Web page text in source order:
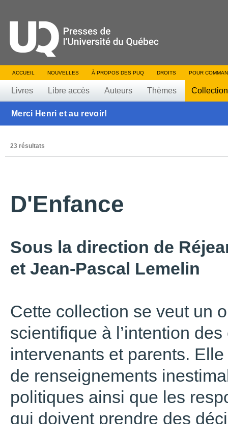
ACCUEIL NOUVELLES À PROPOS DES PUQ DROITS POUR
Livres Libre accès Auteurs Thèmes
Merci Henri et au revoir!
23 résultats
D'Enfance
Sous la direction de
et Jean-Pascal Lemelin
Cette collection se veut un
scientifique à l’intention
intervenants et parents.
de renseignements
politiques ainsi que les
qui doivent prendre des